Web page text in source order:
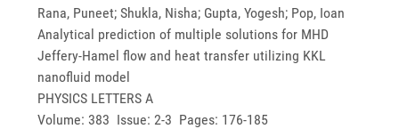
Rana, Puneet; Shukla, Nisha; Gupta, Yogesh; Pop, Ioan
Analytical prediction of multiple solutions for MHD
Jeffery-Hamel flow and heat transfer utilizing KKL
nanofluid model
PHYSICS LETTERS A
Volume: 383 Issue: 2-3 Pages: 176-185